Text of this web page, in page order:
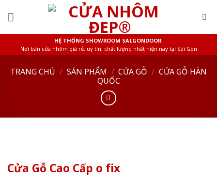
HỆ THỐNG SHOWROOM SAIGONDOOR
Nơi bán cửa nhôm giá rẻ, uy tín, chất lượng nhất hiện nay tại Sài Gòn
TRANG CHỦ / SẢN PHẨM / CỬA GỖ / CỬA GỖ HÀN
QUỐC
Cửa Gỗ Cao Cấp o fix